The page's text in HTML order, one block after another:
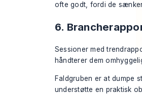
ofte godt, fordi de
6.
Sessioner med
håndterer dem
Faldgruben er at dumpe
understøtte en praktisk